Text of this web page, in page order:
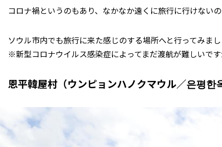
コロナ禍というのもあり、なかなか遠くに旅行に行けない
ソウル市内でも旅行に来た感じのする場所へと行ってみま
※新型コロナウイルス感染症によってまだ渡航が難しいで
恩平韓屋村（ウンピョンハノクマウル／은평한